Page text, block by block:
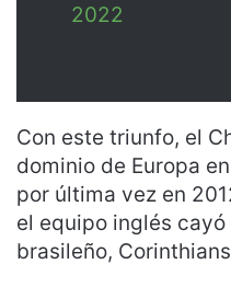
2022
Con este triunfo, el
dominio de Europa
por última vez en
el equipo inglés
brasileño,